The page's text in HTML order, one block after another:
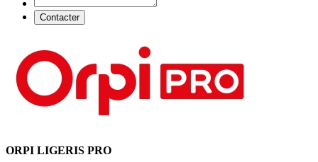
Contacter
ORPI LIGERIS PRO